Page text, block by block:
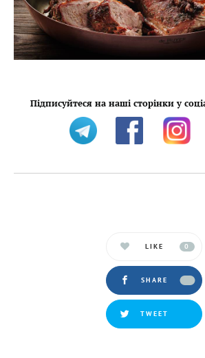
Підписуйтеся на наші сторінки у
LIKE 0
SHARE
TWEET